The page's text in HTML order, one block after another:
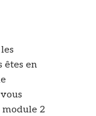
êtes en
2